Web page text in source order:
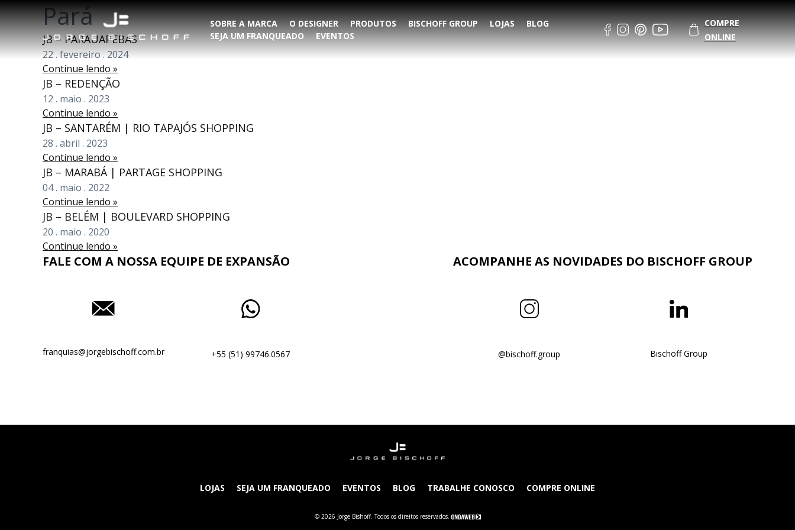
SOBRE A MARCA O DESIGNER PRODUTOS BISCHOFF GROUP LOJAS
BLOG
SEJA UM FRANQUEADO
EVENTOS
COMPRE
ONLINE
Pará
JB – PARAUAPEBAS
22.fevereiro.2024
Continue lendo »
JB – REDENÇÃO
12 . maio . 2023
Continue lendo »
JB – SANTARÉM | RIO TAPAJÓS SHOPPING
28 . abril . 2023
Continue lendo »
JB – MARABÁ | PARTAGE SHOPPING
04. maio . 2022
Continue lendo »
JB – BELÉM | BOULEVARD SHOPPING
20 . maio . 2020
Continue lendo »
FALE COM A NOSSA EQUIPE DE EXPANSÃO
franquias@jorgebischoff.com.br +55 (51) 99746.0567
ACOMPANHE AS NOVIDADES DO BISCHOFF GROUP
@bischoff.group Bischoff Group
LOJAS SEJA UM FRANQUEADO EVENTOS BLOG TRABALHE CONOSCO COMPRE ONLINE
© 2026 Jorge Bishoff. Todos os direitos reservados.